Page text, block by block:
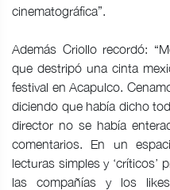
cinematográfica”.
Además Criollo recordó:
que destripó una cinta
festival en Acapulco.
diciendo que había dicho
director no se había
comentarios. En un
lecturas simples y ‘críticos’
las compañías y los